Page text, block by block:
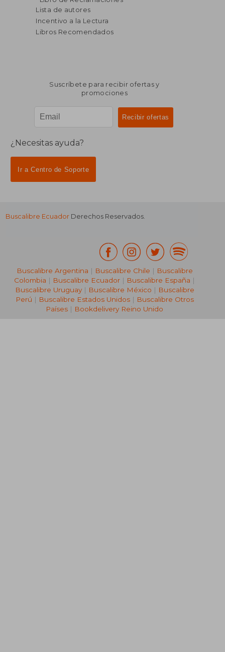
dcto. $ 32.41
Lista de autores
Incentivo a la Lectura
Libros Recomendados
Suscríbete para recibir ofertas y
promociones
¿Necesitas ayuda?
Ir a Centro de Soporte
Buscalibre Ecuador Derechos Reservados.
Buscalibre Argentina | Buscalibre Chile | Buscalibre
Colombia | Buscalibre Ecuador | Buscalibre España |
Buscalibre Uruguay| Buscalibre México | Buscalibre
Perú | Buscalibre Estados Unidos| Buscalibre Otros
Países | Bookdelivery Reino Unido